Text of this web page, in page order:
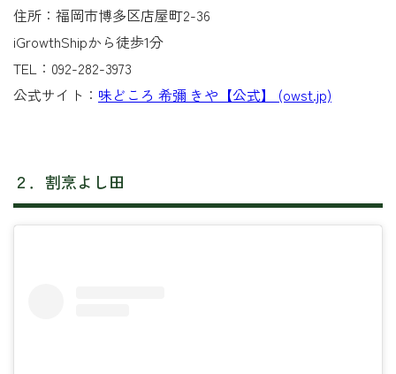
住所：福岡市博多区店屋町2-36
iGrowthShipから徒歩1分
TEL：092-282-3973
公式サイト： 味どころ 希彌 きや【公式】 (owst.jp)
２．割烹よし田